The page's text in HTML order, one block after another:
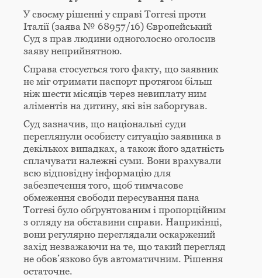
У своєму рішенні у справі Torresi проти
Італії (заява № 68957/16) Європейський
Суд з прав людини одноголосно оголосив
заяву неприйнятною.
Справа стосується того факту, що заявник
не міг отримати паспорт протягом більш
ніж шести місяців через невиплату ним
аліментів на дитину, які він заборгував.
Суд зазначив, що національні суди
переглянули особисту ситуацію заявника в
декількох випадках, а також його здатність
сплачувати належні суми. Вони врахували
всю відповідну інформацію для
забезпечення того, щоб тимчасове
обмеження свободи пересування пана
Torresi було обґрунтованим і пропорційним
з огляду на обставини справи. Наприкінці,
вони регулярно переглядали оскаржений
захід незважаючи на те, що такий перегляд
не обов’язково був автоматичним. Рішення
остаточне.